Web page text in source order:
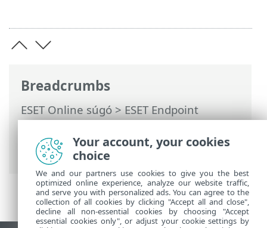
Breadcrumbs
ESET Online súgó>ESET Endpoint
Antivirus>Távolról felügyelt végpontok
dokumentációja>Mik a házirendek?>
Hogyan működnek a jelzők?
Your account, your cookies
choice
We and our partners use cookies to give you the best
optimized online experience, analyze our website traffic,
and serve you with personalized ads. You can agree to the
collection of all cookies by clicking "Accept all and close",
decline all non-essential cookies by choosing "Accept
essential cookies only", or adjust your cookie settings by